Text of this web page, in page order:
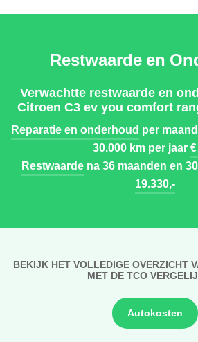
Restwaarde en
Verwachtte restwaarde en
Citroen C3 ev you comfort
Reparatie en onderhoud per
30.000 km per jaar
Restwaardena 36 maanden en
19.330,-
BEKIJK HET VOLLEDIGE OVERZICHT
MET DE TCO
Autokosten